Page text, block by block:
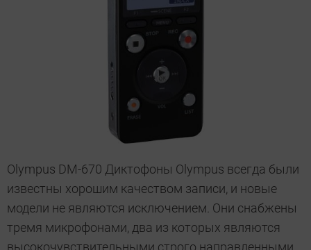
Olympus DM-670 Диктофоны Olympus всегда были
известны хорошим качеством записи, и новые
модели не являются исключением. Они снабжены
тремя микрофонами, два из которых являются